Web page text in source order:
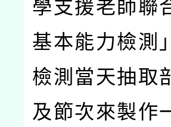
學支援老師聯
基本能力檢測
檢測當天抽取
及節次來製作